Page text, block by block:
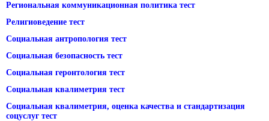
Региональная коммуникационная политика тест
Религиоведение тест
Социальная антропология тест
Социальная безопасность тест
Социальная геронтология тест
Социальная квалиметрия тест
Социальная квалиметрия, оценка качества и стандартизация
соцуслуг тест